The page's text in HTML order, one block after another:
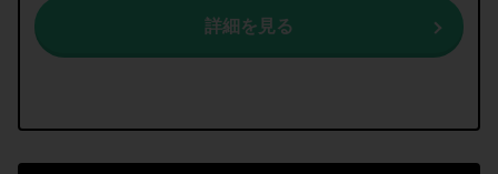
詳細を見る